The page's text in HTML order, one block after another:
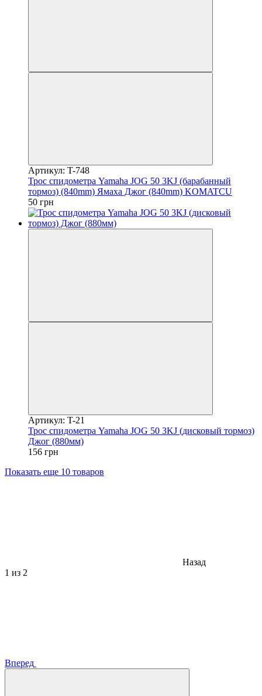
Артикул: T-748
Трос спидометра Yamaha JOG 50 3KJ (барабанный
тормоз) (840mm) Ямаха Джог (840mm) KOMATCU
50 грн
Артикул: T-21
Трос спидометра Yamaha JOG 50 3KJ (дисковый тормоз)
Джог (880мм)
156 грн
Показать еще 10 товаров
Назад
1 из 2
Вперед